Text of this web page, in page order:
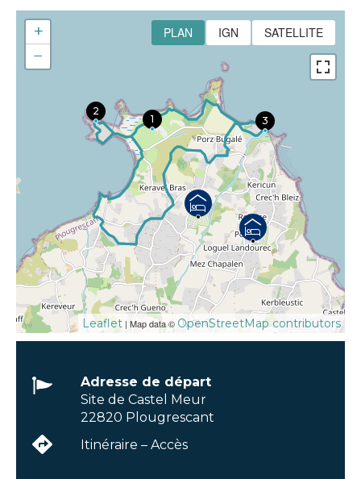
1
2
3
+
−
PLAN IGN SATELLITE
Leaflet | Map data © OpenStreetMap contributors
Adresse de départ
Site de Castel Meur
22820 Plougrescant
Itinéraire – Accès